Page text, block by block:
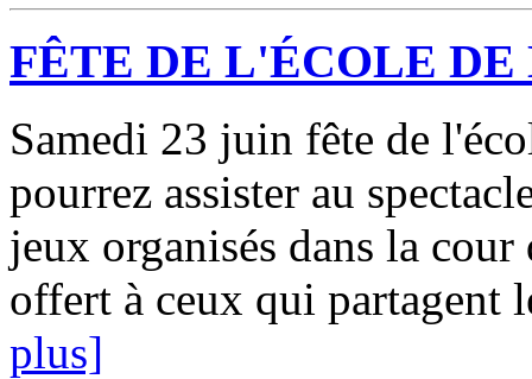
FÊTE DE L'ÉCOLE
Samedi 23 juin fête de
pourrez assister au
jeux organisés dans la
offert à ceux qui partagent
plus]